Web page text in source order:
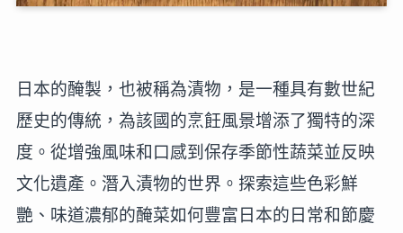
日本的醃製，也被稱為漬物，是一種具有數世紀
歷史的傳統，為該國的烹飪風景增添了獨特的深
度。從增強風味和口感到保存季節性蔬菜並反映
文化遺產。潛入漬物的世界。探索這些色彩鮮
艷、味道濃郁的醃菜如何豐富日本的日常和節慶